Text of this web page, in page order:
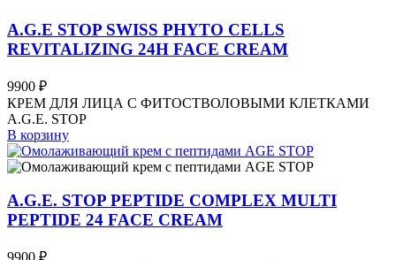
A.G.E STOP SWISS PHYTO CELLS
REVITALIZING 24H FACE CREAM
9900 ₽
КРЕМ ДЛЯ ЛИЦА С ФИТОСТВОЛОВЫМИ КЛЕТКАМИ
A.G.E. STOP
В корзину
A.G.E. STOP PEPTIDE COMPLEX MULTI
PEPTIDE 24 FACE CREAM